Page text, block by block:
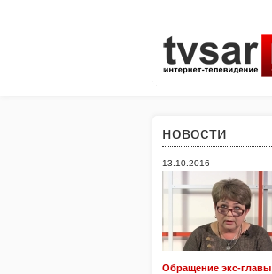
новости
13.10.2016
Обращение экс-главы